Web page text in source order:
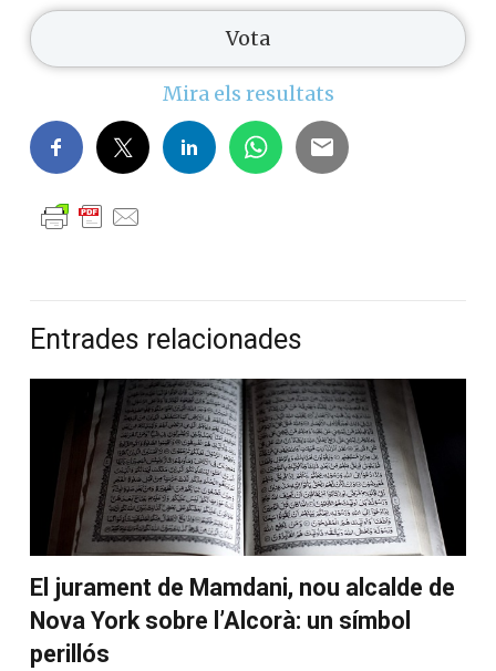
Mira els resultats
Entrades relacionades
El jurament de Mamdani, nou alcalde de
Nova York sobre l’Alcorà: un símbol
perillós